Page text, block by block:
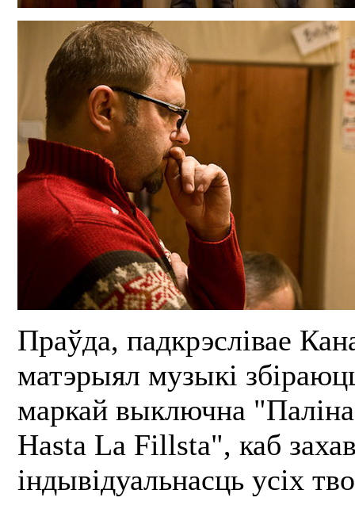
Праўда, падкрэслівае
матэрыял музыкі
маркай выключна "Паліна
Hasta La Fillsta", каб
індывідуальнасць усіх